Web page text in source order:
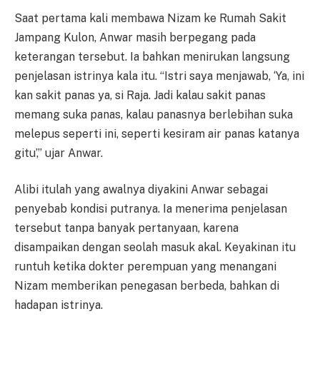
Saat pertama kali membawa Nizam ke Rumah Sakit
Jampang Kulon, Anwar masih berpegang pada
keterangan tersebut. Ia bahkan menirukan langsung
penjelasan istrinya kala itu. “Istri saya menjawab, ‘Ya, ini
kan sakit panas ya, si Raja. Jadi kalau sakit panas
memang suka panas, kalau panasnya berlebihan suka
melepus seperti ini, seperti kesiram air panas katanya
gitu’,” ujar Anwar.
Alibi itulah yang awalnya diyakini Anwar sebagai
penyebab kondisi putranya. Ia menerima penjelasan
tersebut tanpa banyak pertanyaan, karena
disampaikan dengan seolah masuk akal. Keyakinan itu
runtuh ketika dokter perempuan yang menangani
Nizam memberikan penegasan berbeda, bahkan di
hadapan istrinya.